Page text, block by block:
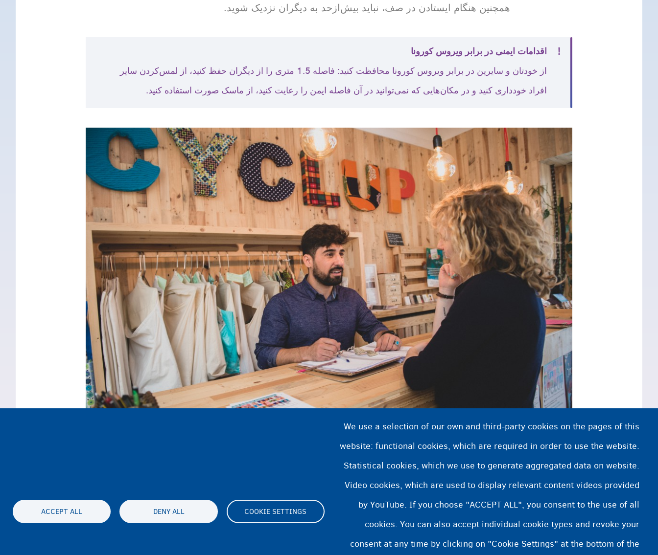
همچنین هنگام ایستادن در صف، نباید بیش‌ازحد به دیگران نزدیک شوید.
اقدامات ایمنی در برابر ویروس کورونا
از خودتان و سایرین در برابر ویروس کورونا محافظت کنید: فاصله 1.5 متری را از دیگران حفظ کنید، از لمس‌کردن سایر
افراد خودداری کنید و در مکان‌هایی که نمی‌توانید در آن فاصله ایمن را رعایت کنید، از ماسک صورت استفاده کنید.
ویروس کورونا: از خود و سایرین محافظت کنید
We use a selection of our own and third-party cookies on the pages of this
website: functional cookies, which are required in order to use the website.
Statistical cookies, which we use to generate aggregated data on website.
Video cookies, which are used to display relevant content videos provided
by YouTube. If you choose "ACCEPT ALL", you consent to the use of all
cookies. You can also accept individual cookie types and revoke your
consent at any time by clicking on "Cookie Settings" at the bottom of the
COOKIE SETTINGS
DENY ALL
ACCEPT ALL
Footer
Cookie Settings